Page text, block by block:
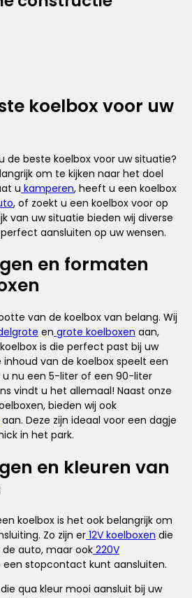
koelbox voor uw
de beste koelbox voor uw situatie?
om te kijken naar het doel
u kamperen, heeft u een koelbox
, of zoekt u een koelbox voor op
van uw situatie bieden wij diverse
aansluiten op uw wensen.
en formaten
van de koelbox van belang. Wij
en grote koelboxen aan,
is die perfect past bij uw
van de koelbox speelt een
u nu een 5-liter of een 90-liter
vindt u het allemaal! Naast onze
bieden wij ook
aan. Deze zijn ideaal voor een dagje
in het park.
en kleuren van
koelbox is het ook belangrijk om
Zo zijn er 12V koelboxen die
auto, maar ook 220V
een stopcontact kunt aansluiten.
qua kleur mooi aansluit bij uw